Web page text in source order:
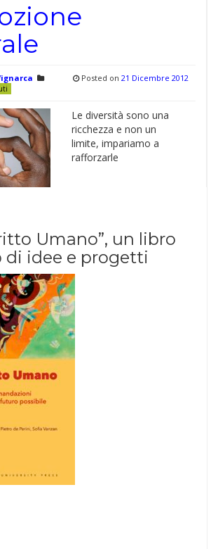
Posted on 21 Dicembre 2012
Le diversità sono una
ricchezza e non un
limite, impariamo a
rafforzarle
Umano”, un libro
di idee e progetti